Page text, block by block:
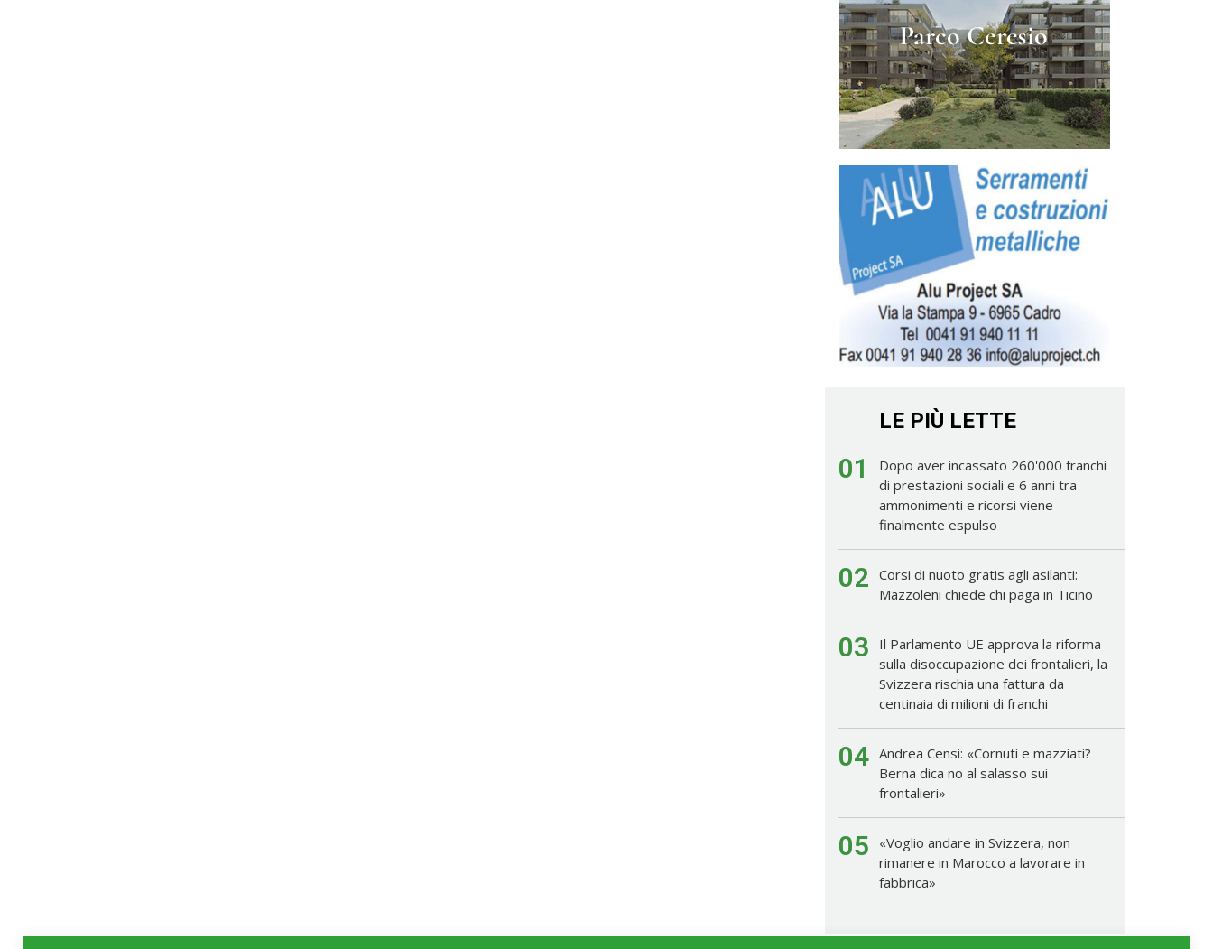
LE PIÙ LETTE
01
Dopo aver incassato 260'000 franchi
di prestazioni sociali e 6 anni tra
ammonimenti e ricorsi viene
finalmente espulso
02 Corsi di nuoto gratis agli asilanti:
Mazzoleni chiede chi paga in Ticino
03
Il Parlamento UE approva la riforma
sulla disoccupazione dei frontalieri, la
Svizzera rischia una fattura da
centinaia di milioni di franchi
04 Andrea Censi: «Cornuti e mazziati?
Berna dica no al salasso sui
frontalieri»
05
«Voglio andare in Svizzera, non
rimanere in Marocco a lavorare in
fabbrica»